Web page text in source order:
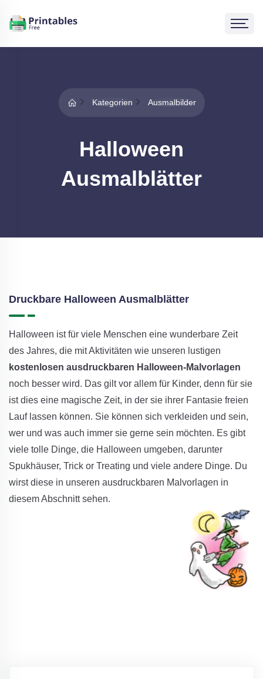
Kategorien Ausmalbilder
Halloween
Ausmalblätter
Druckbare Halloween Ausmalblätter
Halloween ist für viele Menschen eine wunderbare Zeit
des Jahres, die mit Aktivitäten wie unseren lustigen
kostenlosen ausdruckbaren Halloween-Malvorlagen
noch besser wird. Das gilt vor allem für Kinder, denn für sie
ist dies eine magische Zeit, in der sie ihrer Fantasie freien
Lauf lassen können. Sie können sich verkleiden und sein,
wer und was auch immer sie gerne sein möchten. Es gibt
viele tolle Dinge, die Halloween umgeben, darunter
Spukhäuser, Trick or Treating und viele andere Dinge. Du
wirst diese in unseren ausdruckbaren Malvorlagen in
diesem Abschnitt sehen.